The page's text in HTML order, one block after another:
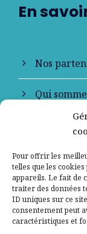
Pour offrir les
telles que les
appareils. Le fait de
traiter des données
ID uniques sur ce
consentement peut
caractéristiques et
En
Nos
Qui
Contactez-
Mentions
Politique